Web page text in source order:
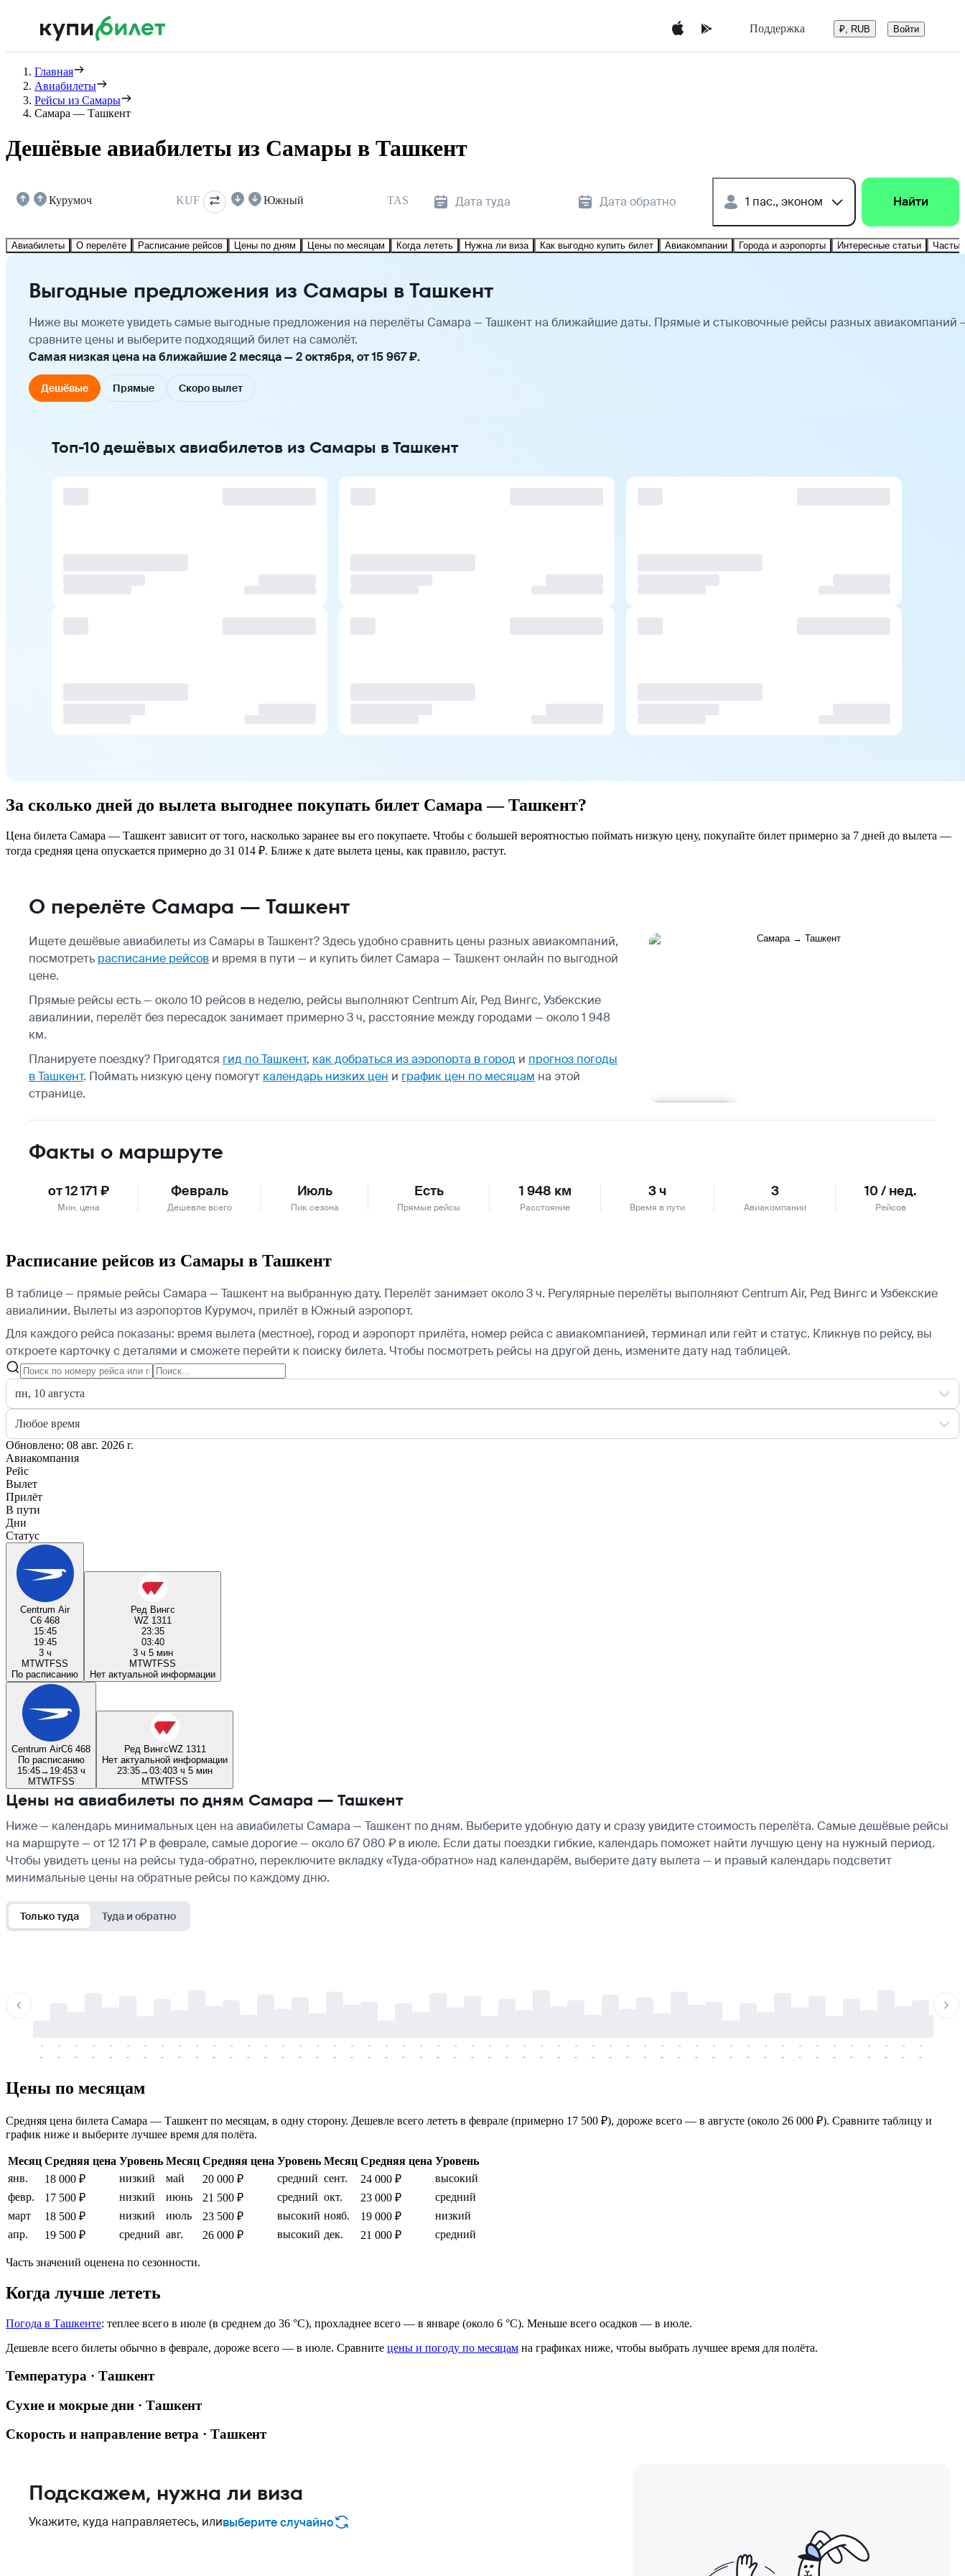
Поддержка ₽, RUB Войти
Главная
Авиабилеты
Рейсы из Самары
Самара — Ташкент
Дешёвые авиабилеты из Самары в Ташкент
Курумоч KUF Южный TAS Дата туда Дата обратно 1 пас., эконом Найти
Авиабилеты О перелёте Расписание рейсов Цены по дням Цены по месяцам Когда лететь Нужна ли виза Как выгодно купить билет Авиакомпании Города и аэропорты Интересные статьи
Выгодные предложения из Самары в Ташкент
Ниже вы можете увидеть самые выгодные предложения на перелёты Самара — Ташкент на ближайшие даты. Прямые и стыковочные рейсы разных авиакомпаний
сравните цены и выберите подходящий билет на самолёт.
Самая низкая цена на ближайшие 2 месяца — 2 октября, от 15 967 ₽.
Дешёвые Прямые Скоро вылет
Топ-10 дешёвых авиабилетов из Самары в Ташкент
За сколько дней до вылета выгоднее покупать билет Самара — Ташкент?
Цена билета Самара — Ташкент зависит от того, насколько заранее вы его покупаете. Чтобы с большей вероятностью поймать низкую цену, покупайте билет примерно за 7 дней до вылета —
тогда средняя цена опускается примерно до 31 014 ₽. Ближе к дате вылета цены, как правило, растут.
О перелёте Самара — Ташкент
Ищете дешёвые авиабилеты из Самары в Ташкент? Здесь удобно сравнить цены разных авиакомпаний,
посмотреть расписание рейсов и время в пути — и купить билет Самара — Ташкент онлайн по выгодной
цене.
Прямые рейсы есть — около 10 рейсов в неделю, рейсы выполняют Centrum Air, Ред Вингс, Узбекские
авиалинии, перелёт без пересадок занимает примерно 3 ч, расстояние между городами — около 1 948
км.
Планируете поездку? Пригодятся гид по Ташкент, как добраться из аэропорта в город и прогноз погоды
в Ташкент. Поймать низкую цену помогут календарь низких цен и график цен по месяцам на этой
странице.
Факты о маршруте
от 12 171 ₽
Мин. цена
Февраль
Дешевле всего
Июль
Пик сезона
Есть
Прямые рейсы
1 948 км
Расстояние
3 ч
Время в пути
3
Авиакомпании
10 / нед.
Рейсов
Расписание рейсов из Самары в Ташкент
В таблице — прямые рейсы Самара — Ташкент на выбранную дату. Перелёт занимает около 3 ч. Регулярные перелёты выполняют Centrum Air, Ред Вингс и Узбекские
авиалинии. Вылеты из аэропортов Курумоч, прилёт в Южный аэропорт.
Для каждого рейса показаны: время вылета (местное), город и аэропорт прилёта, номер рейса с авиакомпанией, терминал или гейт и статус. Кликнув по рейсу, вы
откроете карточку с деталями и сможете перейти к поиску билета. Чтобы посмотреть рейсы на другой день, измените дату над таблицей.
пн, 10 августа
Любое время
Обновлено: 08 авг. 2026 г.
Авиакомпания
Рейс
Вылет
Прилёт
В пути
Дни
Статус
Centrum Air
C6 468
15:45
19:45
3 ч
MTWTFSS
По расписанию
Ред Вингс
WZ 1311
23:35
03:40
3 ч 5 мин
MTWTFSS
Нет актуальной информации
Centrum AirC6 468
По расписанию
15:45→ 19:453 ч
MTWTFSS
Ред ВингсWZ 1311
Нет актуальной информации
23:35→03:403 ч 5 мин
MTWTFSS
Цены на авиабилеты по дням Самара — Ташкент
Ниже — календарь минимальных цен на авиабилеты Самара — Ташкент по дням. Выберите удобную дату и сразу увидите стоимость перелёта. Самые дешёвые рейсы
на маршруте — от 12 171 ₽ в феврале, самые дорогие — около 67 080 ₽ в июле. Если даты поездки гибкие, календарь поможет найти лучшую цену на нужный период.
Чтобы увидеть цены на рейсы туда-обратно, переключите вкладку «Туда-обратно» над календарём, выберите дату вылета — и правый календарь подсветит
минимальные цены на обратные рейсы по каждому дню.
Только туда Туда и обратно
-
-
-
-
-
-
-
-
-
-
-
-
-
-
-
-
-
-
-
-
-
-
-
-
-
-
-
-
-
-
-
-
-
-
-
-
-
-
-
-
-
-
-
-
-
-
-
-
-
-
-
-
-
-
-
-
-
-
-
-
-
-
-
-
-
-
-
-
-
-
-
-
-
-
-
-
-
-
-
-
-
-
-
-
-
-
-
-
-
-
-
-
-
-
-
-
-
-
-
-
-
-
-
-
Цены по месяцам
Средняя цена билета Самара — Ташкент по месяцам, в одну сторону. Дешевле всего лететь в феврале (примерно 17 500 ₽), дороже всего — в августе (около 26 000 ₽). Сравните таблицу и
график ниже и выберите лучшее время для полёта.
Месяц Средняя цена Уровень Месяц Средняя цена Уровень Месяц Средняя цена Уровень
янв.
18 000 ₽ низкий май 20 000 ₽ средний сент. 24 000 ₽
высокий
февр.
17 500 ₽ низкий июнь 21 500 ₽ средний окт. 23 000 ₽
средний
март
18 500 ₽ низкий июль 23 500 ₽ высокий нояб. 19 000 ₽
низкий
апр.
19 500 ₽ средний авг. 26 000 ₽ высокий дек. 21 000 ₽ средний
Часть значений оценена по сезонности.
Когда лучше лететь
Погода в Ташкенте: теплее всего в июле (в среднем до 36 °C), прохладнее всего — в январе (около 6 °C). Меньше всего осадков — в июле.
Дешевле всего билеты обычно в феврале, дороже всего — в июле. Сравните цены и погоду по месяцам на графиках ниже, чтобы выбрать лучшее время для полёта.
Температура · Ташкент
Сухие и мокрые дни · Ташкент
Скорость и направление ветра · Ташкент
Подскажем, нужна ли виза
Укажите, куда направляетесь, иливыберите случайно